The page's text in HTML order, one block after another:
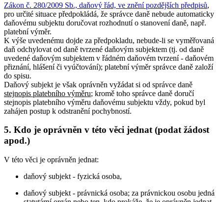
Zákon č. 280/2009 Sb., daňový řád, ve znění pozdějších předpisů,
pro určité situace předpokládá, že správce daně nebude automaticky
daňovému subjektu doručovat rozhodnutí o stanovení daně, např.
platební výměr.
K výše uvedenému dojde za předpokladu, nebude-li se vyměřovaná
daň odchylovat od daně tvrzené daňovým subjektem (tj. od daně
uvedené daňovým subjektem v řádném daňovém tvrzení - daňovém
přiznání, hlášení či vyúčtování); platební výměr správce daně založí
do spisu.
Daňový subjekt je však oprávněn vyžádat si od správce daně
stejnopis platebního výměru; kromě toho správce daně doručí
stejnopis platebního výměru daňovému subjektu vždy, pokud byl
zahájen postup k odstranění pochybností.
5. Kdo je oprávněn v této věci jednat (podat žádost
apod.)
V této věci je oprávněn jednat:
daňový subjekt - fyzická osoba,
daňový subjekt - právnická osoba; za právnickou osobu jedná